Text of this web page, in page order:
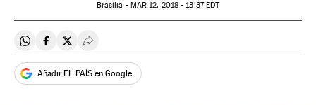
Brasília - MAR 12, 2018 - 13:37EDT
Compartir en Whatsapp
Compartir en Facebook
Compartir en Twitter
Desplegar Redes Sociales
Añadir EL PAÍS en Google